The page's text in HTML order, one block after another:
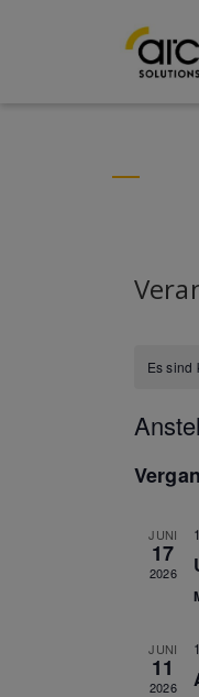
Es sind
wählen.
JUNI
17
2026
JUNI
11
2026